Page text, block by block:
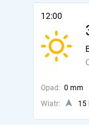
12:00
Opad: 0 mm
Wiatr:
15